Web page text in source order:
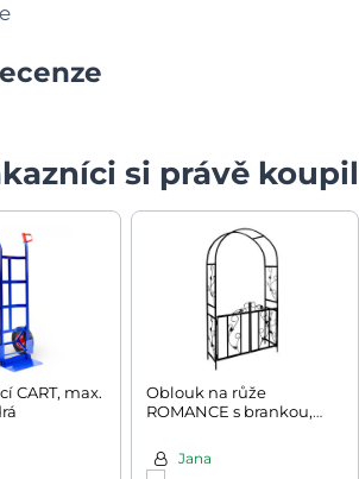
si právě
CART, max.
Oblouk na růže
ROMANCE s brankou,
Jana